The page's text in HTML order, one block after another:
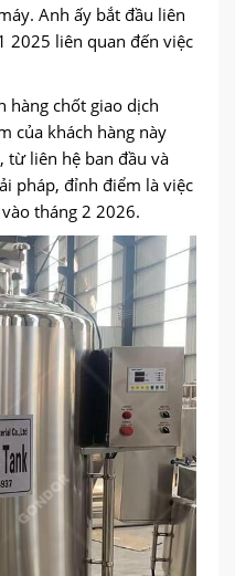
Anh ấy bắt đầu liên
2025 liên quan đến việc
hàng chốt giao dịch
của khách hàng này
từ liên hệ ban đầu và
pháp, đỉnh điểm là việc
tháng 2 2026.